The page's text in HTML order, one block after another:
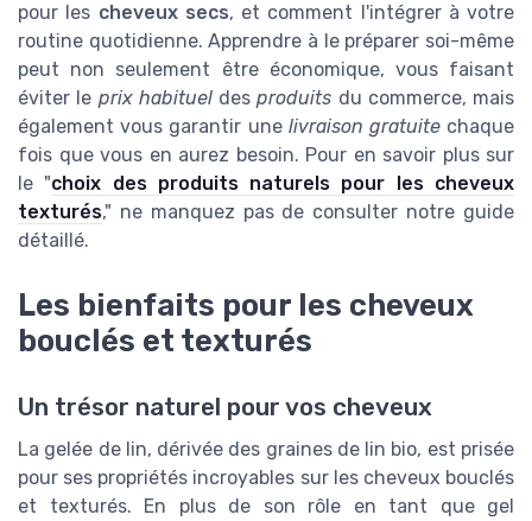
pour les cheveux secs, et comment l'intégrer à votre
routine quotidienne. Apprendre à le préparer soi-même
peut non seulement être économique, vous faisant
éviter le prix habitueldesproduits du commerce, mais
également vous garantir une livraison gratuitechaque
fois que vous en aurez besoin. Pour en savoir plus sur
le "choix des produits naturels pour les cheveux
texturés," ne manquez pas de consulter notre guide
détaillé.
Les bienfaits pour les cheveux
bouclés et texturés
Un trésor naturel pour vos cheveux
La gelée de lin, dérivée des graines de lin bio, est prisée
pour ses propriétés incroyables sur les cheveux bouclés
et texturés. En plus de son rôle en tant que gel